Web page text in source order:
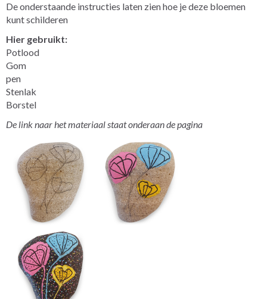
De onderstaande instructies laten zien hoe je deze bloemen
kunt schilderen
Hier gebruikt:
Potlood
Gom
pen
Stenlak
Borstel
De link naar het materiaal staat onderaan de pagina